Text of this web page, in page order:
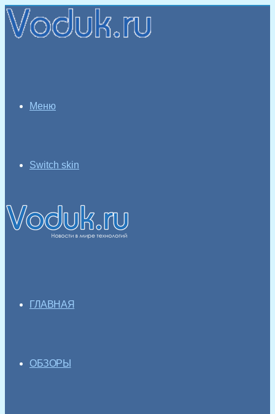
Меню
Switch skin
ГЛАВНАЯ
ОБЗОРЫ